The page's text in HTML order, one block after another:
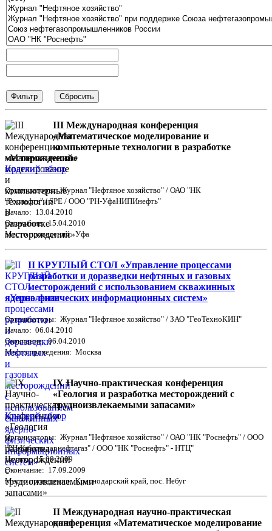
III Международная конференция
«Математическое моделирование и
компьютерные технологии в разработке
месторождений»
Краткий обзор
Организаторы: Журнал "Нефтяное хозяйство" / ОАО "НК
"Роснефть" / SPE / ООО "РН-УфаНИПИнефть"
Начало: 13.04.2010
Окончание: 15.04.2010
Место проведения: Уфа
II КРУГЛЫЙ СТОЛ «Управление процессами
разработки и доразведки нефтяных и газовых
месторождений с использованием скважинных
ядерно-физических информационных систем»
Организаторы: Журнал "Нефтяное хозяйство" / ЗАО "ГеоТехноКИН"
Начало: 06.04.2010
Окончание: 06.04.2010
Место проведения: Москва
IX Научно-практическая конференция
«Геология и разработка месторождений с
трудноизвлекаемыми запасами»
Краткий обзор
Организаторы: Журнал "Нефтяное хозяйство" / ОАО "НК "Роснефть" / ООО
"РН-Краснодарнефтегаз" / ООО "НК "Роснефть" - НТЦ"
Начало: 15.09.2009
Окончание: 17.09.2009
Место проведения: Краснодарский край, пос. Небуг
II Международная научно-практическая
конференция «Математическое моделирование